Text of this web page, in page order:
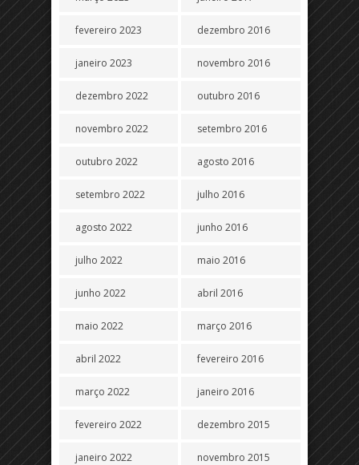
fevereiro 2023
janeiro 2023
dezembro 2022
novembro 2022
outubro 2022
setembro 2022
agosto 2022
julho 2022
junho 2022
maio 2022
abril 2022
março 2022
fevereiro 2022
janeiro 2022
dezembro 2016
novembro 2016
outubro 2016
setembro 2016
agosto 2016
julho 2016
junho 2016
maio 2016
abril 2016
março 2016
fevereiro 2016
janeiro 2016
dezembro 2015
novembro 2015